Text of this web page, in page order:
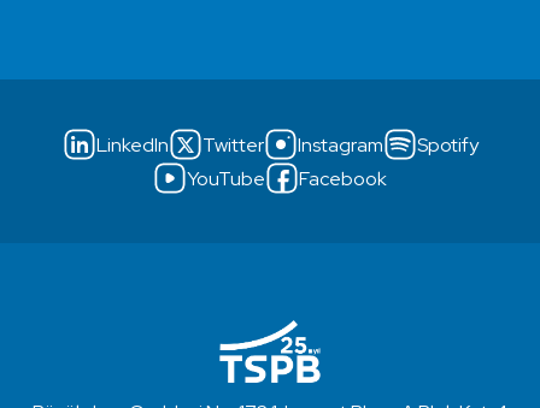
LinkedIn Twitter Instagram
Spotify
YouTube
Facebook